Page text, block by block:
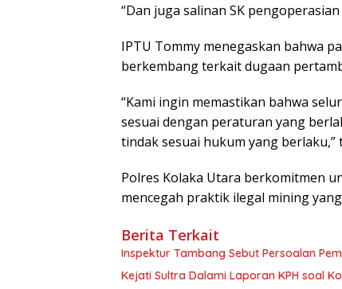
“Dan juga salinan SK
IPTU Tommy menegaskan bahwa
berkembang terkait dugaan
“Kami ingin memastikan bahwa
sesuai dengan peraturan yang
tindak sesuai hukum yang berlaku,”
Polres Kolaka Utara berkomitmen
mencegah praktik ilegal mining
Berita Terkait
Inspektur Tambang Sebut Persoalan
Kejati Sultra Dalami Laporan KPH soal